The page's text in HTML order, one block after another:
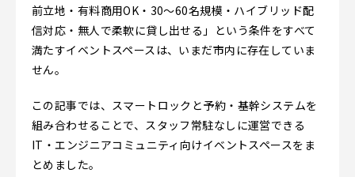
前立地・有料商用OK・30〜60名規模・ハイブリッド配
信対応・無人で柔軟に貸し出せる」という条件をすべて
満たすイベントスペースは、いまだ市内に存在していま
せん。
この記事では、スマートロックと予約・基幹システムを
組み合わせることで、スタッフ常駐なしに運営できる
IT・エンジニアコミュニティ向けイベントスペースをま
とめました。